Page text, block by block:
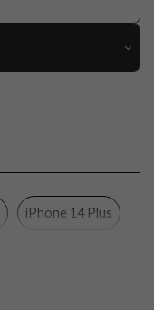
Svart
iPhone 14 Plus